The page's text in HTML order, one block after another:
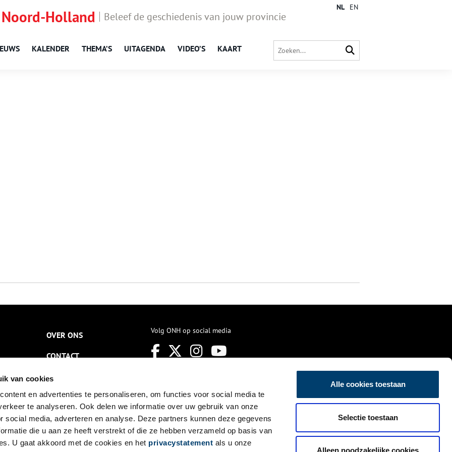
van cookies
en advertenties te personaliseren, om functies voor social media te
te analyseren. Ook delen we informatie over uw gebruik van onze
social media, adverteren en analyse. Deze partners kunnen deze gegevens
die u aan ze heeft verstrekt of die ze hebben verzameld op basis van
U gaat akkoord met de cookies en het privacystatement als u onze
Alle cookies toestaan
Selectie toestaan
Alleen noodzakelijke cookies
Holland Beleef de geschiedenis van jouw provincie
KALENDER THEMA’S UITAGENDA VIDEO’S KAART
NL EN
OVER ONS
CONTACT
NIEUWSBRIEF
DISCLAIMER
PRIVACY
TOEGANKELIJKHEID
Volg ONH op social media